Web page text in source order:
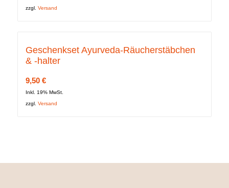
zzgl. Versand
Geschenkset Ayurveda-Räucherstäbchen
& -halter
9,50 €
Inkl. 19% MwSt.
zzgl. Versand